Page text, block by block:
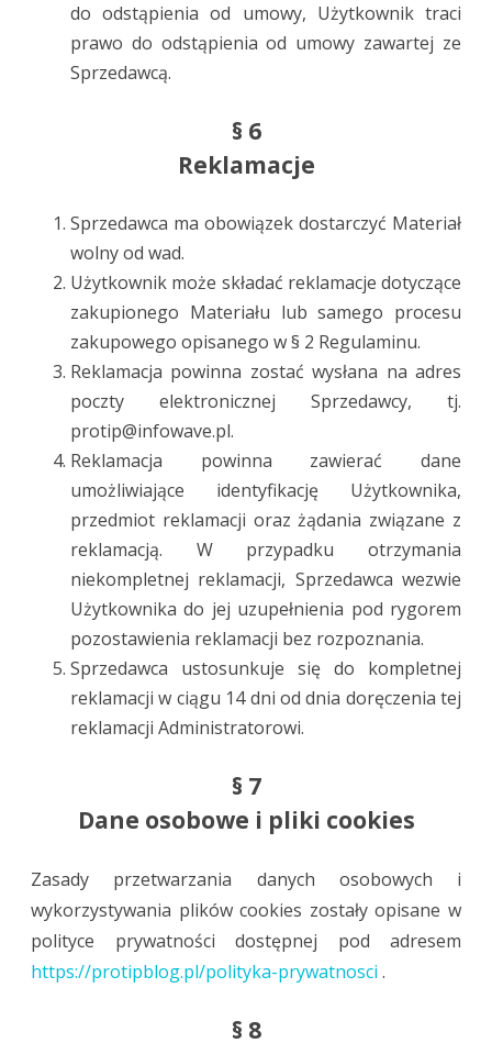
do odstąpienia od umowy, Użytkownik traci
prawo do odstąpienia od umowy zawartej ze
Sprzedawcą.
§ 6
Reklamacje
Sprzedawca ma obowiązek dostarczyć Materiał
wolny od wad.
Użytkownik może składać reklamacje dotyczące
zakupionego Materiału lub samego procesu
zakupowego opisanego w § 2 Regulaminu.
Reklamacja powinna zostać wysłana na adres
poczty elektronicznej Sprzedawcy, tj.
protip@infowave.pl.
Reklamacja powinna zawierać dane
umożliwiające identyfikację Użytkownika,
przedmiot reklamacji oraz żądania związane z
reklamacją. W przypadku otrzymania
niekompletnej reklamacji, Sprzedawca wezwie
Użytkownika do jej uzupełnienia pod rygorem
pozostawienia reklamacji bez rozpoznania.
Sprzedawca ustosunkuje się do kompletnej
reklamacji w ciągu 14 dni od dnia doręczenia tej
reklamacji Administratorowi.
§ 7
Dane osobowe i pliki cookies
Zasady przetwarzania danych osobowych i
wykorzystywania plików cookies zostały opisane w
polityce prywatności dostępnej pod adresem
https://protipblog.pl/polityka-prywatnosci .
§ 8